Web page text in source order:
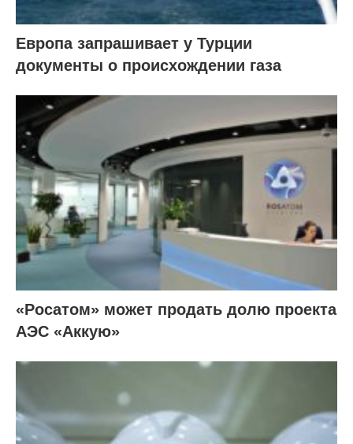
Европа запрашивает у Турции
документы о происхождении газа
«Росатом» может продать долю проекта
АЭС «Аккую»